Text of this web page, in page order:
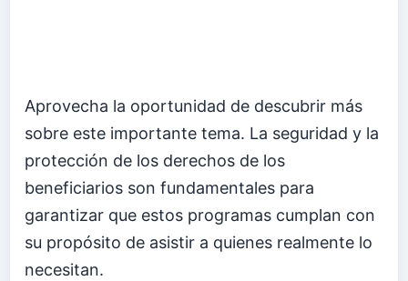
Aprovecha la oportunidad de descubrir más
sobre este importante tema. La seguridad y la
protección de los derechos de los
beneficiarios son fundamentales para
garantizar que estos programas cumplan con
su propósito de asistir a quienes realmente lo
necesitan.